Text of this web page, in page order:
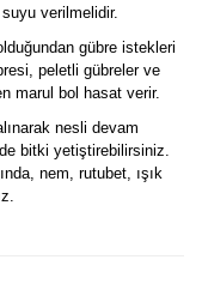
verilmelidir.
gübre istekleri
peletli gübreler ve
marul bol hasat verir.
nesli devam
bitki yetiştirebilirsiniz.
nem, rutubet, ışık